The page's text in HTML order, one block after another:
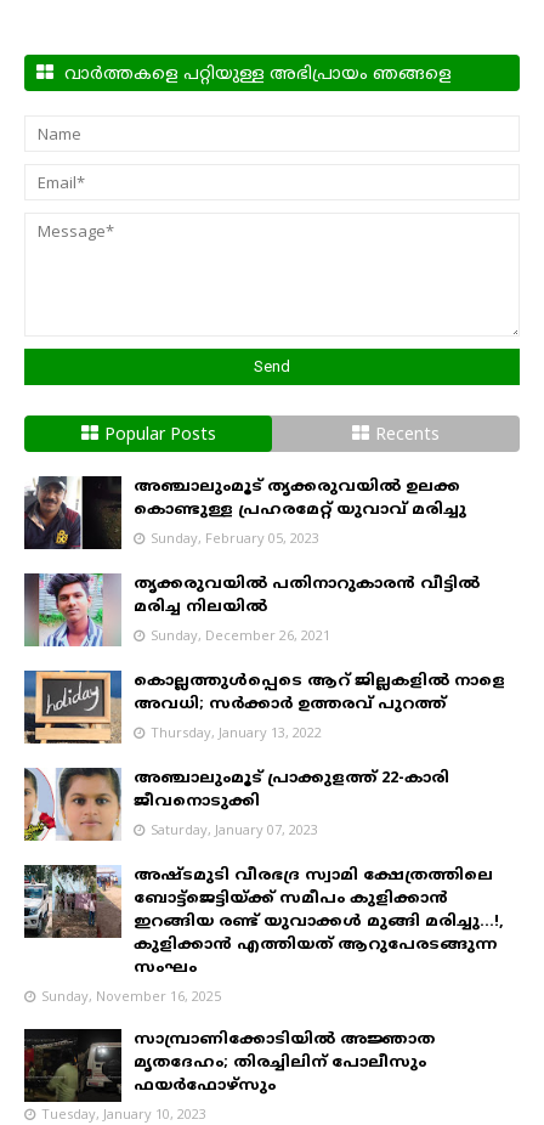
വാർത്തകളെ പറ്റിയുള്ള അഭിപ്രായം ഞങ്ങളെ
Popular Posts Recents
അഞ്ചാലുംമൂട് തൃക്കരുവയിൽ ഉലക്ക
കൊണ്ടുള്ള പ്രഹരമേറ്റ് യുവാവ് മരിച്ചു
Sunday, February 05, 2023
തൃക്കരുവയിൽ പതിനാറുകാരൻ വീട്ടിൽ
മരിച്ച നിലയിൽ
Sunday, December 26, 2021
കൊല്ലത്തുൾപ്പെടെ ആറ് ജില്ലകളിൽ നാളെ
അവധി; സർക്കാർ ഉത്തരവ് പുറത്ത്
Thursday, January 13, 2022
അഞ്ചാലുംമൂട് പ്രാക്കുളത്ത് 22-കാരി
ജീവനൊടുക്കി
Saturday, January 07, 2023
അഷ്ടമുടി വീരഭദ്ര സ്വാമി ക്ഷേത്രത്തിലെ
ബോട്ട്ജെട്ടിയ്ക്ക് സമീപം കുളിക്കാൻ
ഇറങ്ങിയ രണ്ട് യുവാക്കൾ മുങ്ങി മരിച്ചു...!,
കുളിക്കാൻ എത്തിയത് ആറുപേരടങ്ങുന്ന
സംഘം
Sunday, November 16, 2025
സാമ്പ്രാണിക്കോടിയിൽ അജ്ഞാത
മൃതദേഹം; തിരച്ചിലിന് പോലീസും
ഫയർഫോഴ്‌സും
Tuesday, January 10, 2023